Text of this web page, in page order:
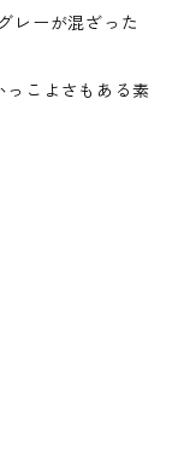
レーが混ざった
っこよさもある素